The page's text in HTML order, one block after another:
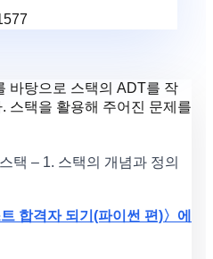
바탕으로 스택의 ADT를 작
스택을 활용해 주어진 문제를
택 – 1. 스택의 개념과 정의
합격자 되기(파이썬 편)〉에